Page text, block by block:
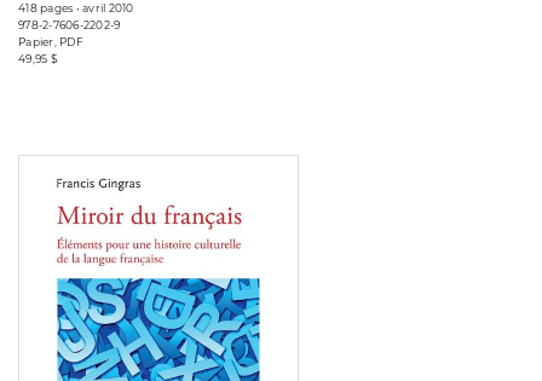
418 pages • avril 2010
978-2-7606-2202-9
Papier, PDF
49,95 $